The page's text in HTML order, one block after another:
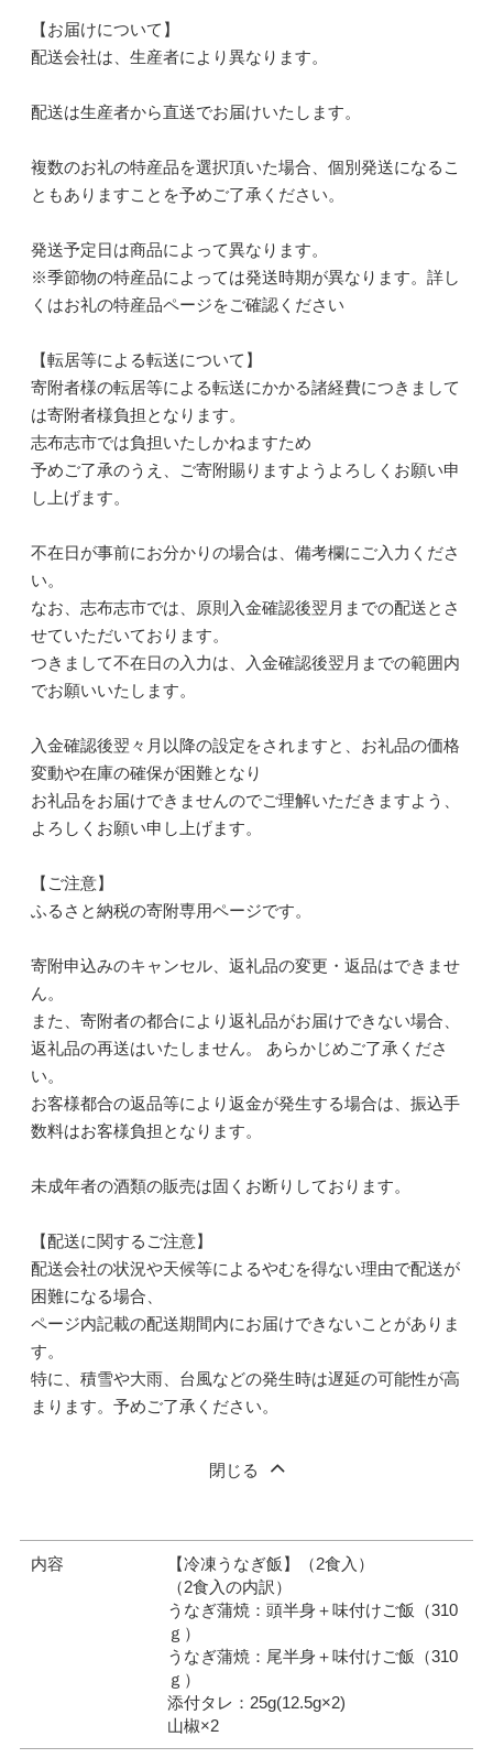
【お届けについて】
配送会社は、生産者により異なります。
配送は生産者から直送でお届けいたします。
複数のお礼の特産品を選択頂いた場合、個別発送になるこ
ともありますことを予めご了承ください。
発送予定日は商品によって異なります。
※季節物の特産品によっては発送時期が異なります。詳し
くはお礼の特産品ページをご確認ください
【転居等による転送について】
寄附者様の転居等による転送にかかる諸経費につきまして
は寄附者様負担となります。
志布志市では負担いたしかねますため
予めご了承のうえ、ご寄附賜りますようよろしくお願い申
し上げます。
不在日が事前にお分かりの場合は、備考欄にご入力くださ
い。
なお、志布志市では、原則入金確認後翌月までの配送とさ
せていただいております。
つきまして不在日の入力は、入金確認後翌月までの範囲内
でお願いいたします。
入金確認後翌々月以降の設定をされますと、お礼品の価格
変動や在庫の確保が困難となり
お礼品をお届けできませんのでご理解いただきますよう、
よろしくお願い申し上げます。
【ご注意】
ふるさと納税の寄附専用ページです。
寄附申込みのキャンセル、返礼品の変更・返品はできませ
ん。
また、寄附者の都合により返礼品がお届けできない場合、
返礼品の再送はいたしません。 あらかじめご了承くださ
い。
お客様都合の返品等により返金が発生する場合は、振込手
数料はお客様負担となります。
未成年者の酒類の販売は固くお断りしております。
【配送に関するご注意】
配送会社の状況や天候等によるやむを得ない理由で配送が
困難になる場合、
ページ内記載の配送期間内にお届けできないことがありま
す。
特に、積雪や大雨、台風などの発生時は遅延の可能性が高
まります。予めご了承ください。
閉じる
内容
【冷凍うなぎ飯】（2食入）
（2食入の内訳）
うなぎ蒲焼：頭半身＋味付けご飯（310
ｇ）
うなぎ蒲焼：尾半身＋味付けご飯（310
ｇ）
添付タレ：25g(12.5g×2)
山椒×2